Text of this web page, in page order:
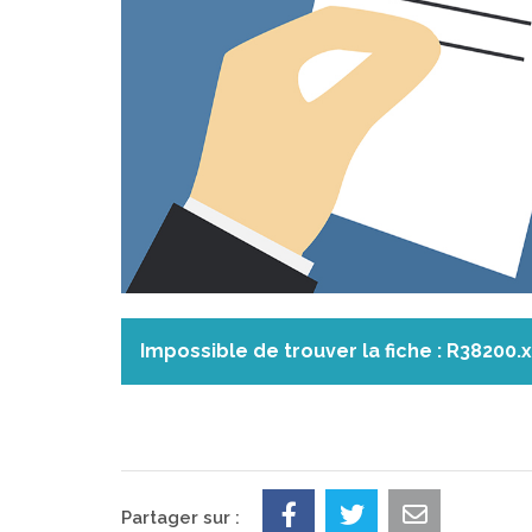
Impossible de trouver la fiche :
Partager sur :